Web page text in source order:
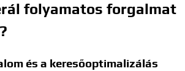
folyamatos forgalmat
és a keresőoptimalizálás